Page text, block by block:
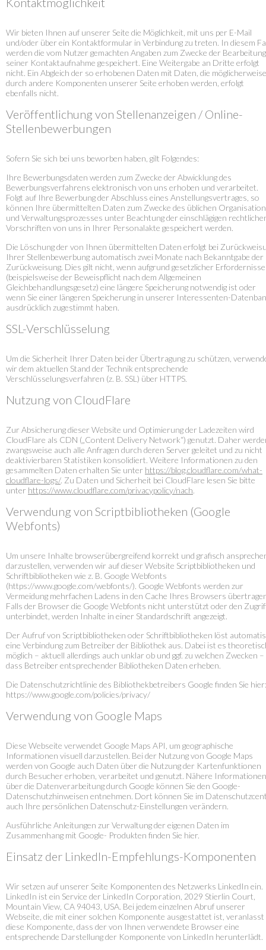
Wir bieten Ihnen auf unserer Seite die Möglichkeit, mit uns per E-Mail
und/oder über ein Kontaktformular in Verbindung zu treten. In diesem
werden die vom Nutzer gemachten Angaben zum Zwecke der Bearbeitung
seiner Kontaktaufnahme gespeichert. Eine Weitergabe an Dritte erfolgt
nicht. Ein Abgleich der so erhobenen Daten mit Daten, die möglicherweise
durch andere Komponenten unserer Seite erhoben werden, erfolgt
ebenfalls nicht.
Veröffentlichung von Stellenanzeigen / Online-
Stellenbewerbungen
Sofern Sie sich bei uns beworben haben, gilt Folgendes:
Ihre Bewerbungsdaten werden zum Zwecke der Abwicklung des
Bewerbungsverfahrens elektronisch von uns erhoben und verarbeitet.
Folgt auf Ihre Bewerbung der Abschluss eines Anstellungsvertrages, so
können Ihre übermittelten Daten zum Zwecke des üblichen
und Verwaltungsprozesses unter Beachtung der einschlägigen
Vorschriften von uns in Ihrer Personalakte gespeichert werden.
Die Löschung der von Ihnen übermittelten Daten erfolgt bei
Ihrer Stellenbewerbung automatisch zwei Monate nach Bekanntgabe der
Zurückweisung. Dies gilt nicht, wenn aufgrund gesetzlicher Erfordernisse
(beispielsweise der Beweispflicht nach dem Allgemeinen
Gleichbehandlungsgesetz) eine längere Speicherung notwendig ist oder
wenn Sie einer längeren Speicherung in unserer Interessenten-
ausdrücklich zugestimmt haben.
SSL-Verschlüsselung
Um die Sicherheit Ihrer Daten bei der Übertragung zu schützen,
wir dem aktuellen Stand der Technik entsprechende
Verschlüsselungsverfahren (z. B. SSL) über HTTPS.
Nutzung von CloudFlare
Zur Absicherung dieser Website und Optimierung der Ladezeiten wird
CloudFlare als CDN („Content Delivery Network“) genutzt. Daher
zwangsweise auch alle Anfragen durch deren Server geleitet und zu nicht
deaktivierbaren Statistiken konsolidiert. Weitere Informationen zu den
gesammelten Daten erhalten Sie unter https://blog.cloudflare.com/what-
cloudflare-logs/. Zu Daten und Sicherheit bei CloudFlare lesen Sie bitte
unter https://www.cloudflare.com/privacypolicy/nach.
Verwendung von Scriptbibliotheken (Google
Webfonts)
Um unsere Inhalte browserübergreifend korrekt und grafisch
darzustellen, verwenden wir auf dieser Website Scriptbibliotheken und
Schriftbibliotheken wie z. B. Google Webfonts
(https://www.google.com/webfonts/). Google Webfonts werden zur
Vermeidung mehrfachen Ladens in den Cache Ihres Browsers
Falls der Browser die Google Webfonts nicht unterstützt oder den
unterbindet, werden Inhalte in einer Standardschrift angezeigt.
Der Aufruf von Scriptbibliotheken oder Schriftbibliotheken löst
eine Verbindung zum Betreiber der Bibliothek aus. Dabei ist es
möglich – aktuell allerdings auch unklar ob und ggf. zu welchen Zwecken –
dass Betreiber entsprechender Bibliotheken Daten erheben.
Die Datenschutzrichtlinie des Bibliothekbetreibers Google finden Sie hier:
https://www.google.com/policies/privacy/
Verwendung von Google Maps
Diese Webseite verwendet Google Maps API, um geographische
Informationen visuell darzustellen. Bei der Nutzung von Google Maps
werden von Google auch Daten über die Nutzung der Kartenfunktionen
durch Besucher erhoben, verarbeitet und genutzt. Nähere Informationen
über die Datenverarbeitung durch Google können Sie den Google-
Datenschutzhinweisen entnehmen. Dort können Sie im
auch Ihre persönlichen Datenschutz-Einstellungen verändern.
Ausführliche Anleitungen zur Verwaltung der eigenen Daten im
Zusammenhang mit Google- Produkten finden Sie hier.
Einsatz der LinkedIn-Empfehlungs-Komponenten
Wir setzen auf unserer Seite Komponenten des Netzwerks LinkedIn ein.
LinkedIn ist ein Service der LinkedIn Corporation, 2029 Stierlin Court,
Mountain View, CA 94043, USA. Bei jedem einzelnen Abruf unserer
Webseite, die mit einer solchen Komponente ausgestattet ist, veranlasst
diese Komponente, dass der von Ihnen verwendete Browser eine
entsprechende Darstellung der Komponente von LinkedIn herunterlädt.